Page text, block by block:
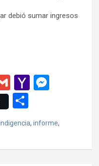
debió sumar ingresos
G
m
ail
Y
o
o
n
g
o
m
p
, informe,